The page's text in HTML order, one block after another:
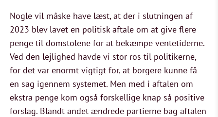
Nogle vil måske have læst, at der i slutningen af
2023 blev lavet en politisk aftale om at give flere
penge til domstolene for at bekæmpe ventetiderne.
Ved den lejlighed havde vi stor ros til politikerne,
for det var enormt vigtigt for, at borgere kunne få
en sag igennem systemet. Men med i aftalen om
ekstra penge kom også forskellige knap så positive
forslag. Blandt andet ændrede partierne bag aftalen